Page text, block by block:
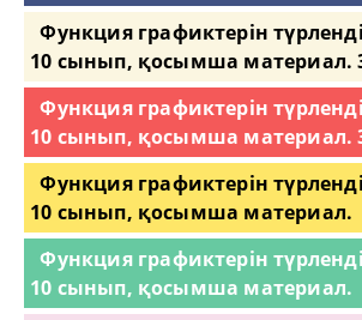
Функция графиктерін
10 сынып, қосымша материал.
Функция графиктерін
10 сынып, қосымша материал.
Функция графиктерін
10 сынып, қосымша материал.
Функция графиктерін
10 сынып, қосымша материал.